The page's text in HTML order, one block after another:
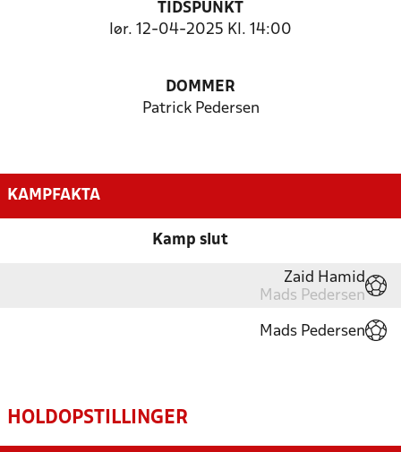
TIDSPUNKT
lør. 12-04-2025 Kl. 14:00
DOMMER
Patrick Pedersen
KAMPFAKTA
Kamp slut
Zaid Hamid
Mads Pedersen
Mads Pedersen
HOLDOPSTILLINGER